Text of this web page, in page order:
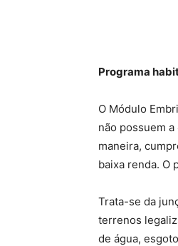
Programa
O Módulo
não possuem
maneira,
baixa renda. O
Trata-se da
terrenos
de água,